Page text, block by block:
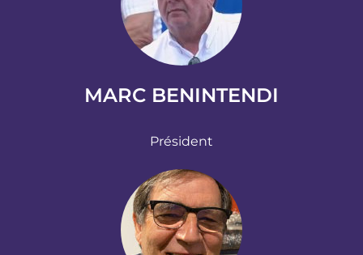
MARC BENINTENDI
Président